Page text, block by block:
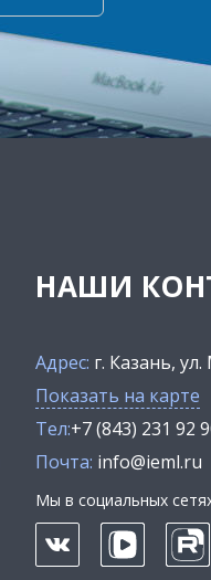
НАШИ
Адрес: г. Казань,
Показать на карте
Тел:+7 (843) 231 92
Почта: info@ieml.ru
Мы в социальных